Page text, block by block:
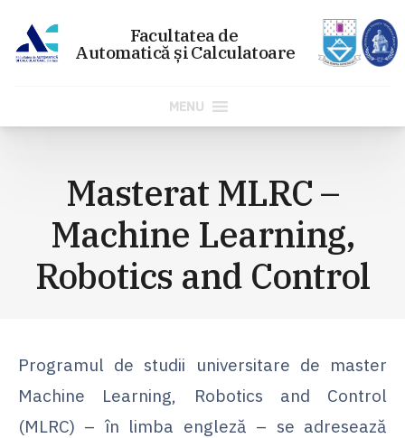
MENU
Masterat MLRC –
Machine Learning,
Robotics and Control
Programul de studii universitare de master
Machine Learning, Robotics and Control
(MLRC) – în limba engleză – se adresează